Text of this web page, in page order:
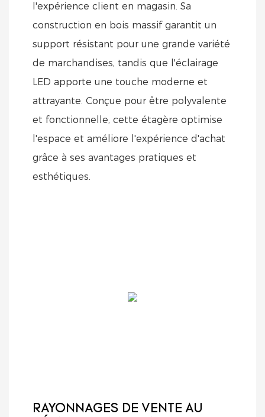
l'expérience client en magasin. Sa
construction en bois massif garantit un
support résistant pour une grande variété
de marchandises, tandis que l'éclairage
LED apporte une touche moderne et
attrayante. Conçue pour être polyvalente
et fonctionnelle, cette étagère optimise
l'espace et améliore l'expérience d'achat
grâce à ses avantages pratiques et
esthétiques.
RAYONNAGES DE VENTE AU